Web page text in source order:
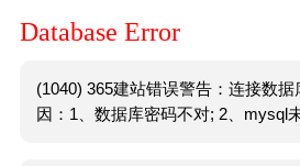
Database Error
(1040) 365建站错误警告：连接数
因：1、数据库密码不对; 2、mysql